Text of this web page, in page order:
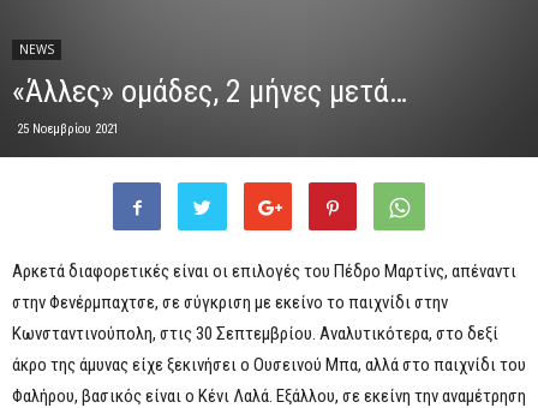
NEWS
«Άλλες» ομάδες, 2 μήνες μετά…
25 Νοεμβρίου 2021
Αρκετά διαφορετικές είναι οι επιλογές του Πέδρο Μαρτίνς, απέναντι
στην Φενέρμπαχτσε, σε σύγκριση με εκείνο το παιχνίδι στην
Κωνσταντινούπολη, στις 30 Σεπτεμβρίου. Αναλυτικότερα, στο δεξί
άκρο της άμυνας είχε ξεκινήσει ο Ουσεινού Μπα, αλλά στο παιχνίδι του
Φαλήρου, βασικός είναι ο Κένι Λαλά. Εξάλλου, σε εκείνη την αναμέτρηση